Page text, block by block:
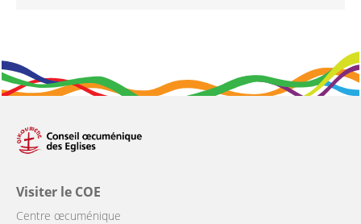
Visiter le COE
Centre œcuménique